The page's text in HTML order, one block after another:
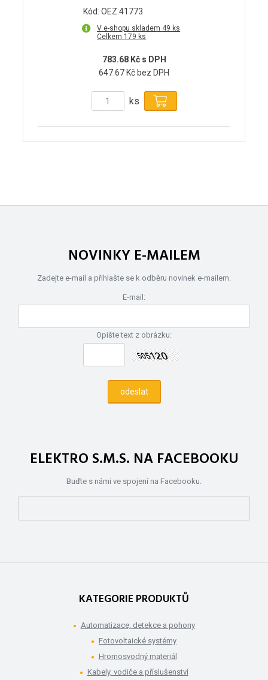
Kód: OEZ:41773
V e-shopu skladem 49 ks
Celkem 179 ks
783.68 Kč s DPH
647.67 Kč bez DPH
ks
NOVINKY E-MAILEM
Zadejte e-mail a přihlašte se k odběru novinek e-mailem.
E-mail:
Opište text z obrázku:
ELEKTRO S.M.S. NA FACEBOOKU
Buďte s námi ve spojení na Facebooku.
KATEGORIE PRODUKTŮ
Automatizace, detekce a pohony
Fotovoltaické systémy
Hromosvodný materiál
Kabely, vodiče a příslušenství